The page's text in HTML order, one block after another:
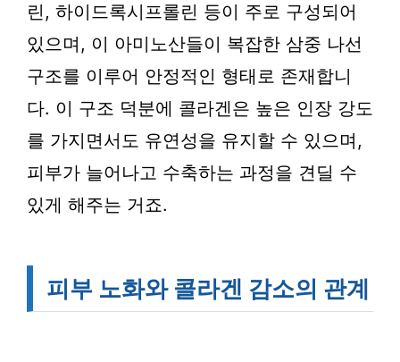
린, 하이드록시프롤린 등이 주로 구성되어
있으며, 이 아미노산들이 복잡한 삼중 나선
구조를 이루어 안정적인 형태로 존재합니
다. 이 구조 덕분에 콜라겐은 높은 인장 강도
를 가지면서도 유연성을 유지할 수 있으며,
피부가 늘어나고 수축하는 과정을 견딜 수
있게 해주는 거죠.
피부 노화와 콜라겐 감소의 관계